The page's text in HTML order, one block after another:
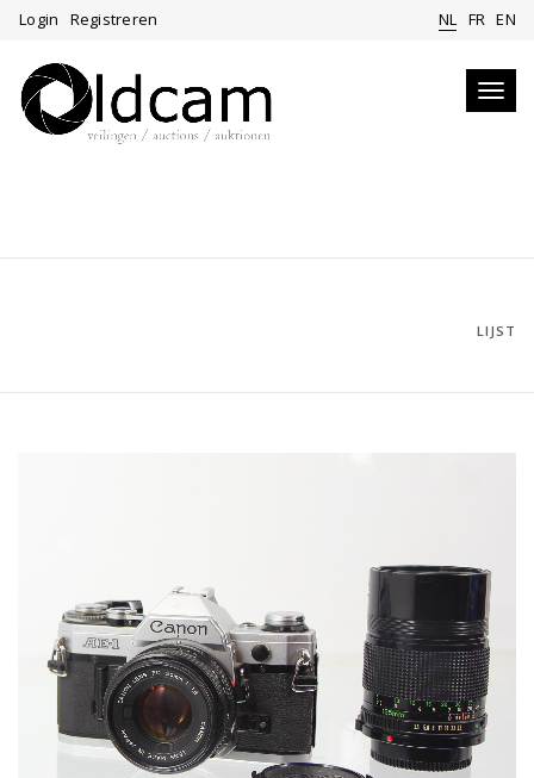
Login Registreren NL FR EN
LIJST